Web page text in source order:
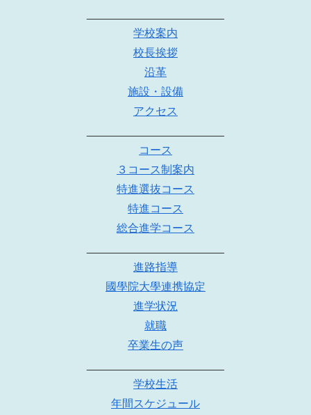
学校案内
校長挨拶
沿革
施設・設備
アクセス
コース
３コース制案内
特進選抜コース
特進コース
総合進学コース
進路指導
國學院大學連携協定
進学状況
就職
卒業生の声
学校生活
年間スケジュール